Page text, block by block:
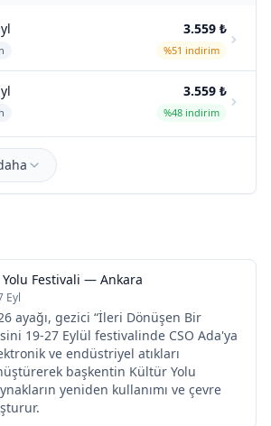
3.559 ₺
%51 indirim
3.559 ₺
%48 indirim
Festivali — Ankara
Eyl
ayağı, gezici “İleri Dönüşen Bir
19-27 Eylül festivalinde CSO Ada'ya
ve endüstriyel atıkları
başkentin Kültür Yolu
yeniden kullanımı ve çevre